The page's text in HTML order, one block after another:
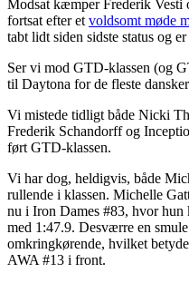
Modsat kæmper Frederik Vesti
fortsat efter et voldsomt møde
tabt lidt siden sidste status og
Ser vi mod GTD-klassen (og
til Daytona for de fleste
Vi mistede tidligt både Nicki
Frederik Schandorff og
ført GTD-klassen.
Vi har dog, heldigvis, både
rullende i klassen. Michelle
nu i Iron Dames #83, hvor hun
med 1:47.9. Desværre en
omkringkørende, hvilket
AWA #13 i front.